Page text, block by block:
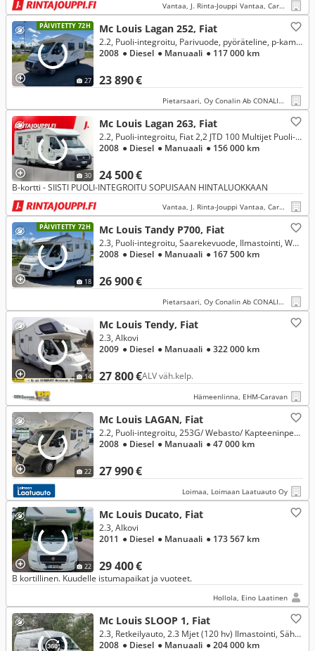
Vantaa, J. Rinta-Jouppi Vantaa, Caravan
PÄIVITETTY 72H
27
Mc Louis Lagan 252, Fiat
23 890 €
2.2, Puoli-integroitu, Parivuode, pyöräteline, p-kamera, navi, invertteri, siisti!
2008 ● Diesel ● Manuaali ● 117 000 km
Pietarsaari, Oy Conalin Ab CONALIN CARS
30
Mc Louis Lagan 263, Fiat
24 500 €
2.2, Puoli-integroitu, Fiat 2,2 JTD 100 Multijet Puoli-integroitu
2008 ● Diesel ● Manuaali ● 156 000 km
B-kortti - SIISTI PUOLI-INTEGROITU SOPUISAAN HINTALUOKKAAN
Vantaa, J. Rinta-Jouppi Vantaa, Caravan
PÄIVITETTY 72H
18
Mc Louis Tandy P700, Fiat
26 900 €
2.3, Puoli-integroitu, Saarekevuode, Ilmastointi, Webasto, Truma Sähköpatruunalla, Pöytäryhmä+sivusohva, markiisi, pyöräteline.
2008 ● Diesel ● Manuaali ● 167 500 km
Pietarsaari, Oy Conalin Ab CONALIN CARS
14
Mc Louis Tendy, Fiat
27 800 €ALV väh.kelp.
2.3, Alkovi
2009 ● Diesel ● Manuaali ● 322 000 km
Hämeenlinna, EHM-Caravan
22
Mc Louis LAGAN, Fiat
27 990 €
2.2, Puoli-integroitu, 253G/ Webasto/ Kapteeninpenkit/ Markiisi/ Lattialämmitys
2008 ● Diesel ● Manuaali ● 47 000 km
Loimaa, Loimaan Laatuauto Oy
22
Mc Louis Ducato, Fiat
29 400 €
2.3, Alkovi
2011 ● Diesel ● Manuaali ● 173 567 km
B kortillinen. Kuudelle istumapaikat ja vuoteet.
Hollola, Eino Laatinen
Mc Louis SLOOP 1, Fiat
2.3, Retkeilyauto, 2.3 Mjet (120 hv) Ilmastointi, Sähköpatruuna, Vetokoukku, Aurinkopaneeli..
2008 ● Diesel ● Manuaali ● 204 000 km